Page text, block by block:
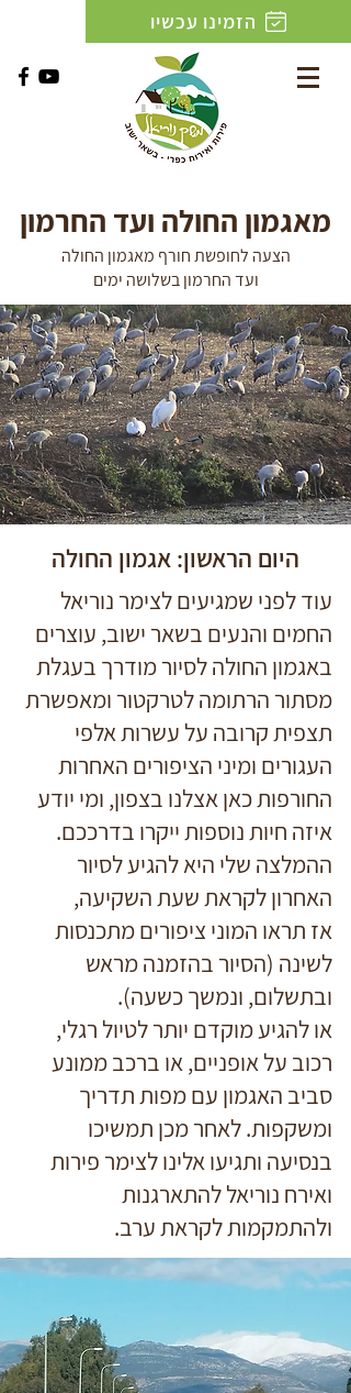
הזמינו עכשיו
מאגמון החולה ועד החרמון
הצעה לחופשת חורף מאגמון החולה
ועד החרמון בשלושה ימים
היום הראשון: אגמון החולה
עוד לפני שמגיעים לצימר נוריאל
החמים והנעים בשאר ישוב, עוצרים
באגמון החולה לסיור מודרך בעגלת
מסתור הרתומה לטרקטור ומאפשרת
תצפית קרובה על עשרות אלפי
העגורים ומיני הציפורים האחרות
החורפות כאן אצלנו בצפון, ומי יודע
איזה חיות נוספות ייקרו בדרככם.
ההמלצה שלי היא להגיע לסיור
האחרון לקראת שעת השקיעה,
אז תראו המוני ציפורים מתכנסות
לשינה (הסיור בהזמנה מראש
ובתשלום, ונמשך כשעה).
או להגיע מוקדם יותר לטיול רגלי,
רכוב על אופניים, או ברכב ממונע
סביב האגמון עם מפות תדריך
ומשקפות.לאחר מכן תמשיכו
בנסיעה ותגיעו אלינו לצימר פירות
ואירח נוריאל להתארגנות
ולהתמקמות לקראת ערב.